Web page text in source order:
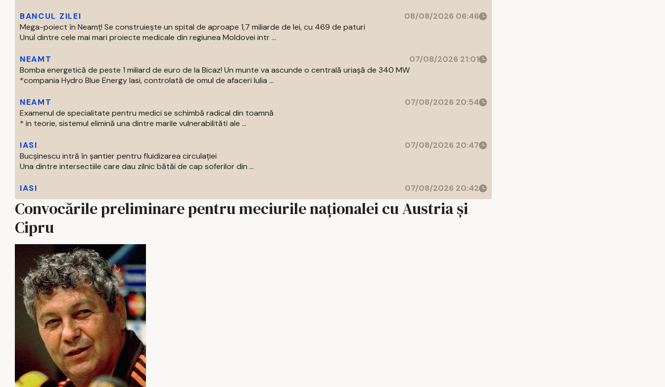
BANCUL ZILEI
08/08/2026 06:46
Mega-poiect în Neamț! Se construiește un spital de aproape 1,7 miliarde de lei, cu 469 de paturi
Unul dintre cele mai mari proiecte medicale din regiunea Moldovei intr ...
NEAMT
07/08/2026 21:01
Bomba energetică de peste 1 miliard de euro de la Bicaz! Un munte va ascunde o centrală uriașă de 340 MW
*compania Hydro Blue Energy Iasi, controlată de omul de afaceri Iulia ...
NEAMT
07/08/2026 20:54
Examenul de specialitate pentru medici se schimbă radical din toamnă
* in teorie, sistemul elimină una dintre marile vulnerabilităti ale ...
IASI
07/08/2026 20:47
Bucșinescu intră în șantier pentru fluidizarea circulației
Una dintre intersectiile care dau zilnic bătăi de cap soferilor din ...
IASI 07/08/2026 20:42
Convocările preliminare pentru meciurile naționalei cu Austria și
Cipru